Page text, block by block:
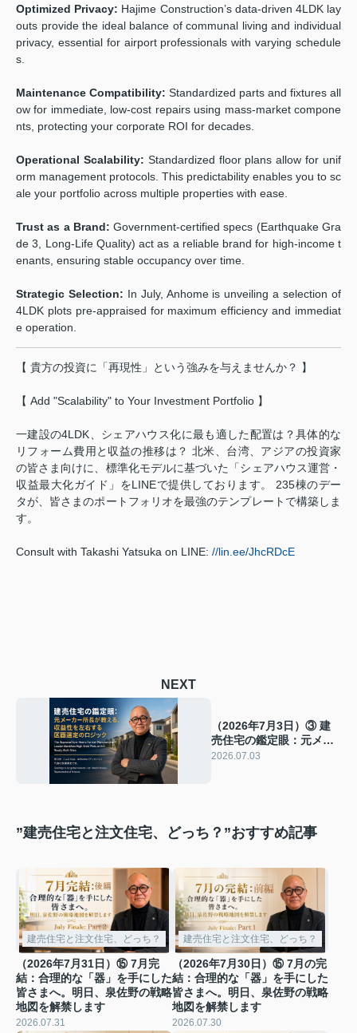
Optimized Privacy: Hajime Construction’s data-driven 4LDK lay
outs provide the ideal balance of communal living and individual
privacy, essential for airport professionals with varying schedule
s.
Maintenance Compatibility: Standardized parts and fixtures all
ow for immediate, low-cost repairs using mass-market compone
nts, protecting your corporate ROI for decades.
Operational Scalability: Standardized floor plans allow for unif
orm management protocols. This predictability enables you to sc
ale your portfolio across multiple properties with ease.
Trust as a Brand: Government-certified specs (Earthquake Gra
de 3, Long-Life Quality) act as a reliable brand for high-income t
enants, ensuring stable occupancy over time.
Strategic Selection: In July, Anhome is unveiling a selection of
4LDK plots pre-appraised for maximum efficiency and immediat
e operation.
【 貴方の投資に「再現性」という強みを与えませんか？ 】
【 Add "Scalability" to Your Investment Portfolio 】
一建設の4LDK、シェアハウス化に最も適した配置は？具体的な
リフォーム費用と収益の推移は？ 北米、台湾、アジアの投資家
の皆さま向けに、標準化モデルに基づいた「シェアハウス運営・
収益最大化ガイド」をLINEで提供しております。 235棟のデー
タが、皆さまのポートフォリオを最強のテンプレートで構築しま
す。
Consult with Takashi Yatsuka on LINE: //lin.ee/JhcRDcE
NEXT
（2026年7月3日）③ 建
売住宅の鑑定眼：元メー
カー所長が教える、収益
2026.07.03
”建売住宅と注文住宅、どっち？”おすすめ記事
建売住宅と注文住宅、どっち？
（2026年7月31日）⑮ 7月完
結：合理的な「器」を手にした
皆さまへ。明日、泉佐野の戦略
地図を解禁します
2026.07.31
建売住宅と注文住宅、どっち？
（2026年7月30日）⑮ 7月の完
結：合理的な「器」を手にした
皆さまへ。明日、泉佐野の戦略
地図を解禁します
2026.07.30